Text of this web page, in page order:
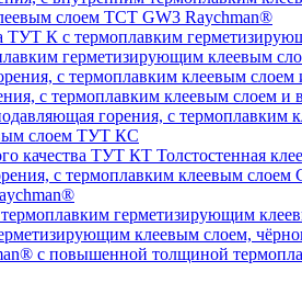
слоем TCT GW3 Raychman®
герметизирующим клеевым
с термоплавким клеевым
слоем ТУТ КС
Толстостенная
клеевым слоем,